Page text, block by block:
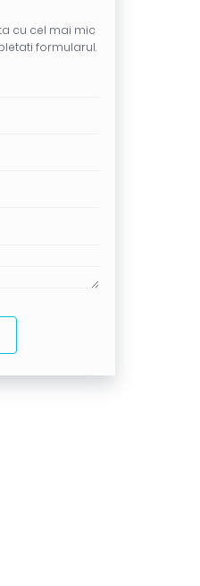
cu cel mai mic
formularul.